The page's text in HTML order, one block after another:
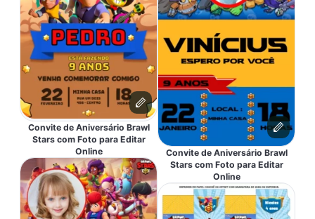
Convite de Aniversário Brawl
Stars com Foto para Editar
Online
Convite de Aniversário Brawl
Stars com Foto para Editar
Online